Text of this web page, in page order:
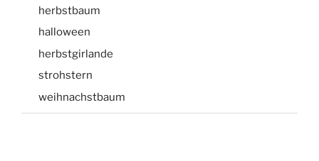
herbstbaum
halloween
herbstgirlande
strohstern
weihnachstbaum